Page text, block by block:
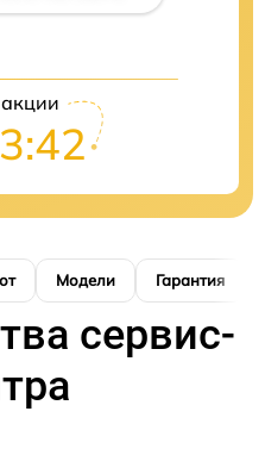
Модели Гарантия
сервис-